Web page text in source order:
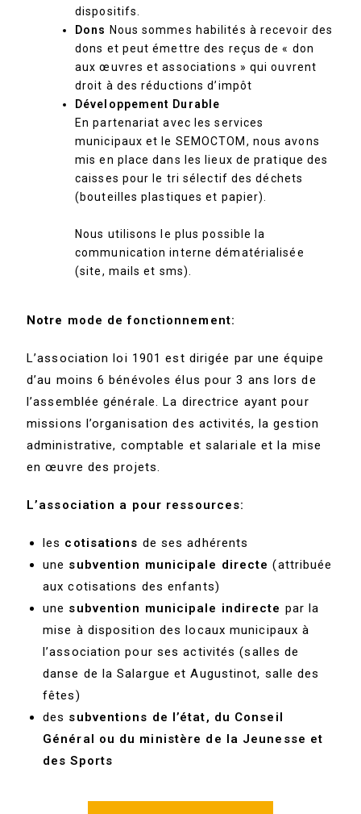
dispositifs.
Dons Nous sommes habilités à recevoir des
dons et peut émettre des reçus de « don
aux œuvres et associations » qui ouvrent
droit à des réductions d’impôt
Développement Durable
En partenariat avec les services
municipaux et le SEMOCTOM, nous avons
mis en place dans les
lieux de pratiquedes
caisses pour le tri sélectif des déchets
(bouteilles plastiques et papier).
Nous utilisons le plus possible la
communication interne dématérialisée
(site, mails et sms).
Notre mode de fonctionnement:
L’association loi 1901 est dirigée par une équipe
d’au moins 6 bénévoles élus pour 3 ans lors de
l’assemblée générale. La directrice ayant pour
missions l’organisation des activités, la gestion
administrative, comptable et salariale et la mise
en œuvre des projets.
L’association a pour ressources:
les cotisations de ses adhérents
une subvention municipale directe (attribuée
aux cotisations des enfants)
une subvention municipale indirecte par la
mise à disposition des locaux municipaux à
l’association pour ses activités (salles de
danse de la Salargue et Augustinot, salle des
fêtes)
des subventions de l’état, du Conseil
Général ou du ministère de la Jeunesse et
des Sports